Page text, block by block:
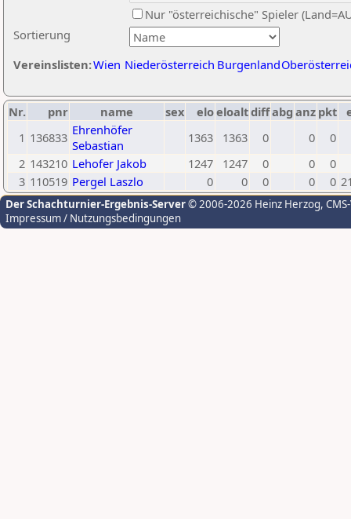
Sortierung
Nur "österreichische" Spieler
Vereinslisten:Wien Niederösterreich Burgenland
Nr. pnr name sex eloeloaltdiffabg anz pkt
1 136833 Ehrenhöfer
Sebastian
1363 1363 0 0
0
2 143210 Lehofer Jakob 1247 1247 0 0
0
3 110519 Pergel Laszlo 0 0 0 0 0
Der Schachturnier-Ergebnis-Server© 2006-2026 Heinz Herzog,
Impressum / Nutzungsbedingungen